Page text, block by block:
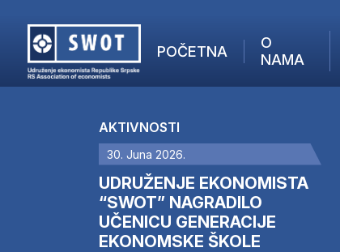
POČETNA
O
NAMA
AKTUELNO
ANALIZE
KOMPANIJE
FINANSIJE
IZ STRANIH MEDIJA
AKTIVNOSTI
30. Juna 2026.
UDRUŽENJE EKONOMISTA
“SWOT” NAGRADILO
UČENICU GENERACIJE
EKONOMSKE ŠKOLE